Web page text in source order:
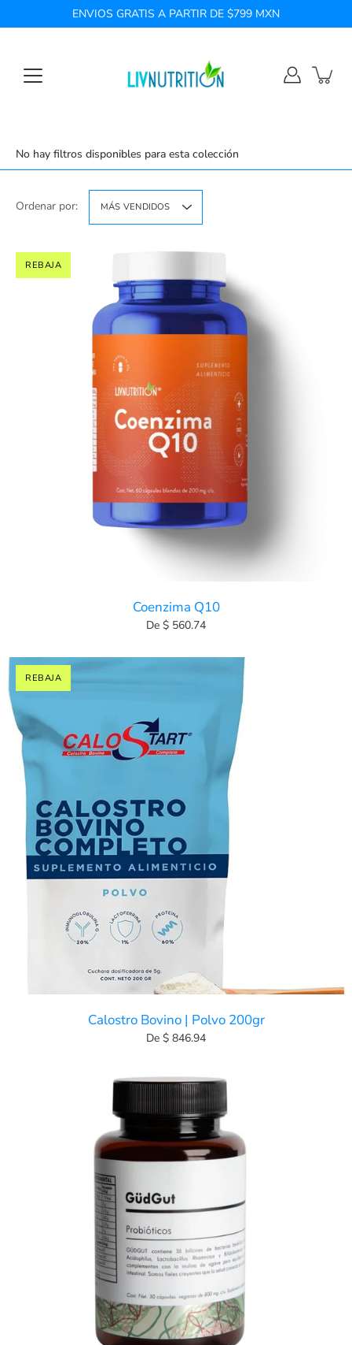
a
ENVIOS GRATIS A PARTIR DE $799 MXN
No hay filtros disponibles para esta colección
Ordenar por: MÁS VENDIDOS
REBAJA
Coenzima Q10
De $ 560.74
REBAJA
Calostro Bovino | Polvo 200gr
De $ 846.94